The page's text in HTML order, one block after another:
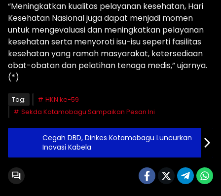
“Meningkatkan kualitas pelayanan kesehatan, Hari
Kesehatan Nasional juga dapat menjadi momen
untuk mengevaluasi dan meningkatkan pelayanan
kesehatan serta menyoroti isu-isu seperti fasilitas
kesehatan yang ramah masyarakat, ketersediaan
obat-obatan dan pelatihan tenaga medis,” ujarnya.
(*)
Tag:
HKN ke-59
Sekda Kotamobagu Sampaikan Pesan Ini
Cegah DBD, Dinkes Kotamobagu Luncurkan
Inovasi Kabela